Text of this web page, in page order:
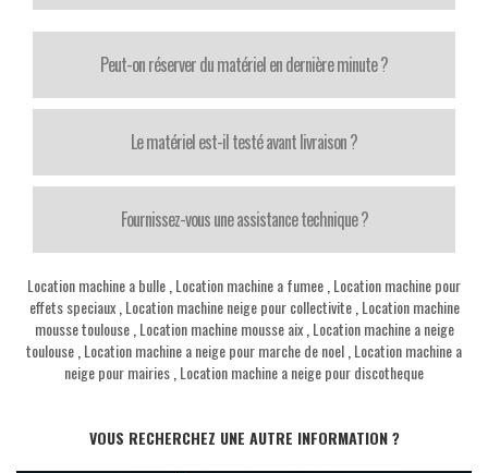
Peut-on réserver du matériel en dernière minute ?
Le matériel est-il testé avant livraison ?
Fournissez-vous une assistance technique ?
Location machine a bulle Location machine a fumee Location machine pour
effets speciaux, Location machine neige pour collectivite, Location machine
mousse toulouse, Location machine mousse aix, Location machine a neige
toulouse Location machine a neige pour marche de noel Location machine a
neige pour mairies Location machine a neige pour discotheque
VOUS RECHERCHEZ UNE AUTRE INFORMATION ?